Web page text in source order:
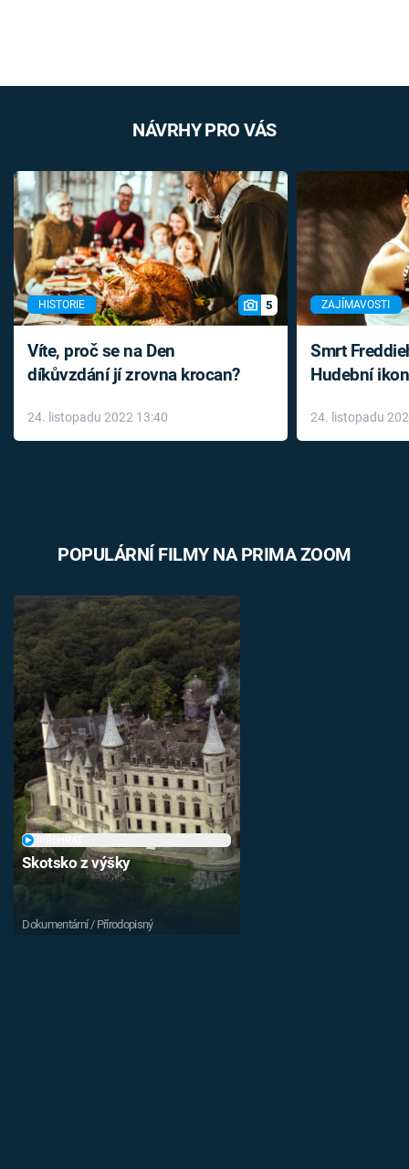
NÁVRHY PRO VÁS
HISTORIE 5
Víte, proč se na Den
díkůvzdání jí zrovna krocan?
24. listopadu 2022 13:40
ZAJÍMAVOSTI
Smrt
Hudební
léky
24. listopadu
POPULÁRNÍ FILMY NA PRIMA ZOOM
Skotsko z výšky
Dokumentární / Přírodopisný